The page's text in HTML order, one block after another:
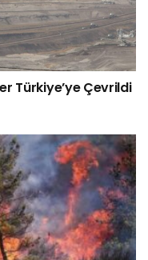
Türkiye’ye Çevrildi